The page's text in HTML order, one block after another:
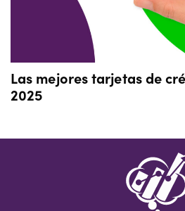
Las mejores tarjetas de
2025